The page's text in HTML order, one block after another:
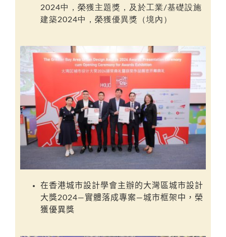
2024中 ， 榮獲主題獎 ， 及於 工業/基礎設施
建築2024中，榮獲優異獎（境內）
在香港城市設計學會主辦的大灣區城市設計
大獎2024—實體落成專案—城市框架中，榮
獲優異獎